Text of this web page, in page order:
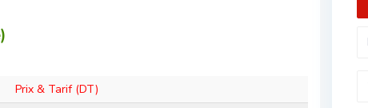
Prix & Tarif (DT)